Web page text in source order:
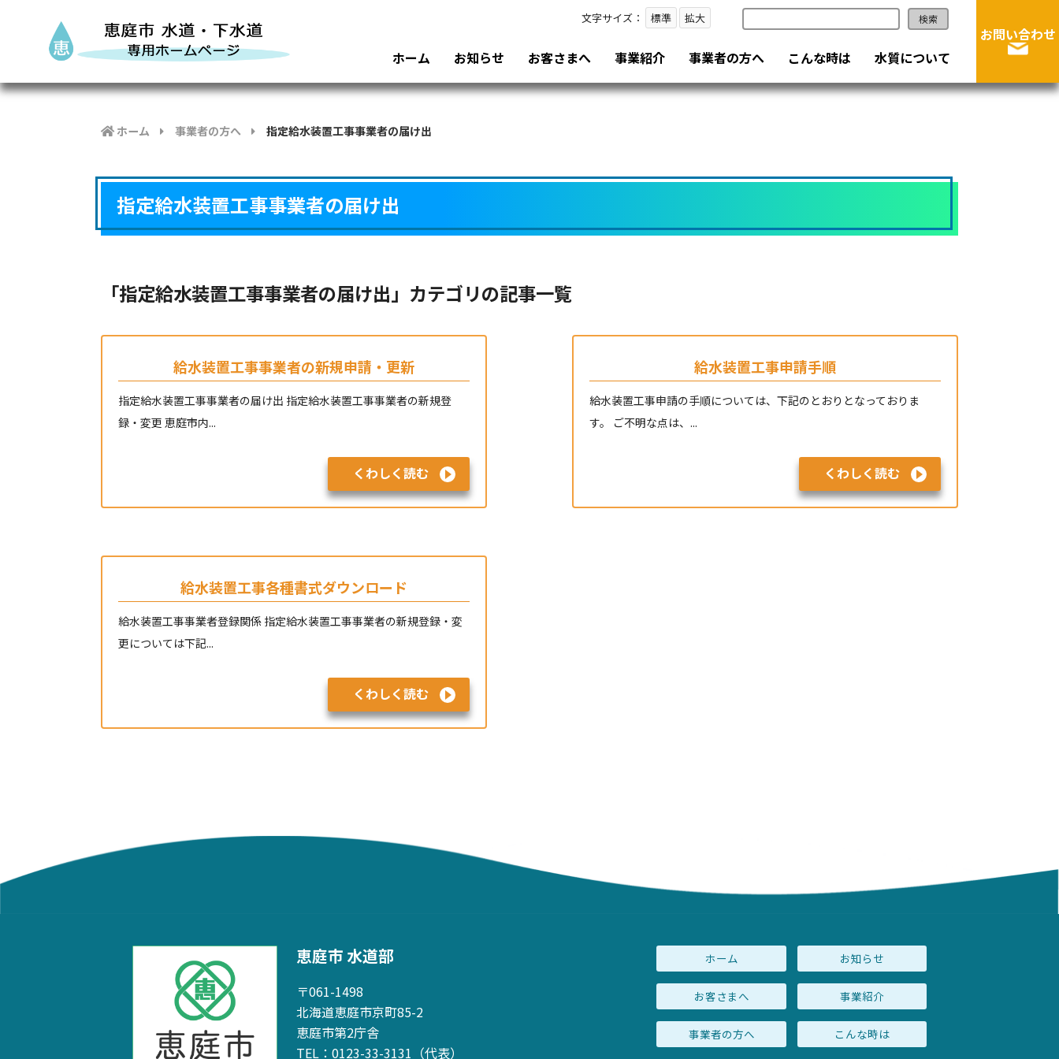
ホーム お知らせ お客さまへ 事業紹介 事業者の方へ こんな時は 水質について
お問い合わせ
文字サイズ： 標準 拡大 検索
ホーム 事業者の方へ 指定給水装置工事事業者の届け出
指定給水装置工事事業者の届け出
「指定給水装置工事事業者の届け出」カテゴリの記事一覧
給水装置工事事業者の新規申請・更新
指定給水装置工事事業者の届け出 指定給水装置工事事業者の新規登
録・変更 恵庭市内...
くわしく読む
給水装置工事申請手順
給水装置工事申請の手順については、下記のとおりとなっておりま
す。 ご不明な点は、...
くわしく読む
給水装置工事各種書式ダウンロード
給水装置工事事業者登録関係 指定給水装置工事事業者の新規登録・変
更については下記...
くわしく読む
恵庭市 水道部
〒061-1498
北海道恵庭市京町85-2
恵庭市第2庁舎
TEL：0123-33-3131（代表）
ホーム お知らせ
お客さまへ 事業紹介
事業者の方へ こんな時は